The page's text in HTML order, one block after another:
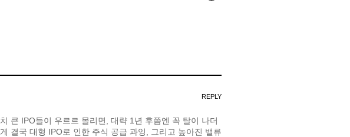
큰 IPO들이 우르르 몰리면, 대략 1년 후쯤엔 꼭 탈이 나더
결국 대형 IPO로 인한 주식 공급 과잉, 그리고 높아진 밸류
REPLY